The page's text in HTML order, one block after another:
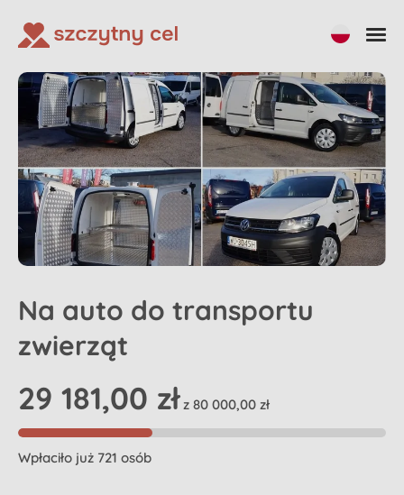
Na auto do transportu
zwierząt
29 181,00 zł z 80 000,00 zł
Wpłaciło już 721 osób
Udostępnij